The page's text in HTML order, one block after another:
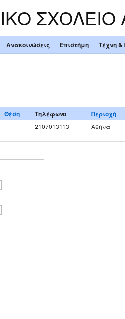
Ανακοινώσεις Επιστήμη Τέχνη &
Θέση Τηλέφωνο Περιοχή
2107013113 Αθήνα